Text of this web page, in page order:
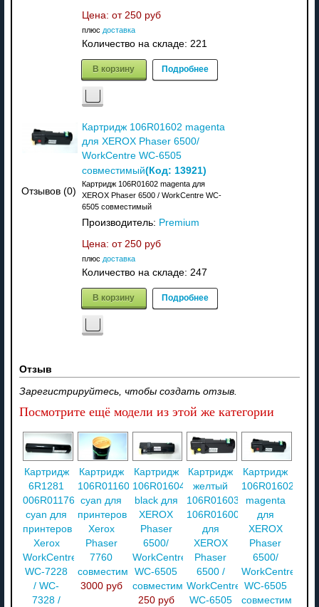
Цена: от 250 руб
плюс доставка
Количество на складе: 221
В корзину Подробнее
Отзывов (0)
Картридж 106R01602 magenta
для XEROX Phaser 6500/
WorkCentre WC-6505
совместимый(Код: 13921)
Картридж 106R01602 magenta для
XEROX Phaser 6500 / WorkCentre WC-
6505 совместимый
Производитель: Premium
Цена: от 250 руб
плюс доставка
Количество на складе: 247
В корзину Подробнее
Отзыв
Зарегистрируйтесь, чтобы создать отзыв.
Посмотрите ещё модели из этой же категории
Картридж
6R1281
006R01176
cyan для
принтеров
Xerox
WorkCentre
WC-7228
/ WC-
7328 /
Картридж
106R01160
cyan для
принтеров
Xerox
Phaser
7760
совместимый
3000 руб
Картридж
106R01604
black для
XEROX
Phaser
6500/
WorkCentre
WC-6505
совместимый
250 руб
Картридж
желтый
106R01603
106R01600
для
XEROX
Phaser
6500 /
WorkCentre
WC-6505
Картридж
106R01602
magenta
для
XEROX
Phaser
6500/
WorkCentre
WC-6505
совместимый